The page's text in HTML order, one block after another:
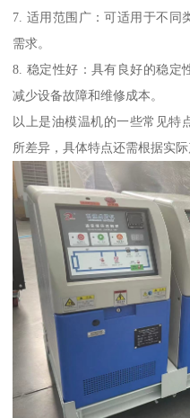
7. 适用范围广：可适用于不同
需求。
8. 稳定性好：具有良好的稳定
减少设备故障和维修成本。
以上是油模温机的一些常见特
所差异，具体特点还需根据实际